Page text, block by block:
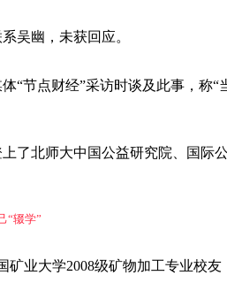
吴幽，未获回应。
“节点财经”采访时谈及此事，称
了北师大中国公益研究院、国际
“辍学”
业大学2008级矿物加工专业校